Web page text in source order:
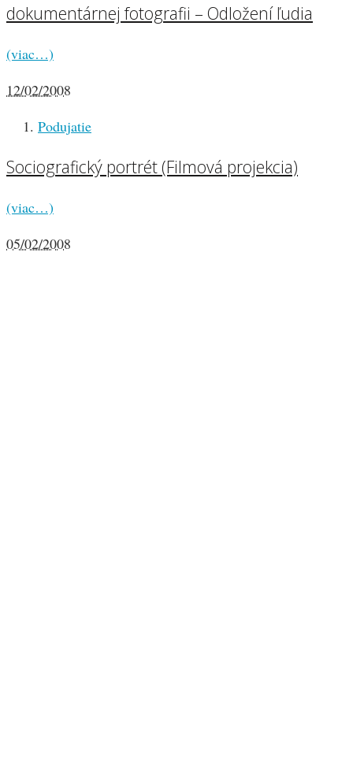
dokumentárnej fotografii – Odložení ľudia
(viac…)
12/02/2008
Podujatie
Sociografický portrét (Filmová projekcia)
(viac…)
05/02/2008